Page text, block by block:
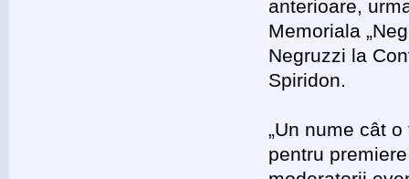
anterioare,
Memoriala
Negruzzi la
Spiridon.
„Un nume cât
pentru